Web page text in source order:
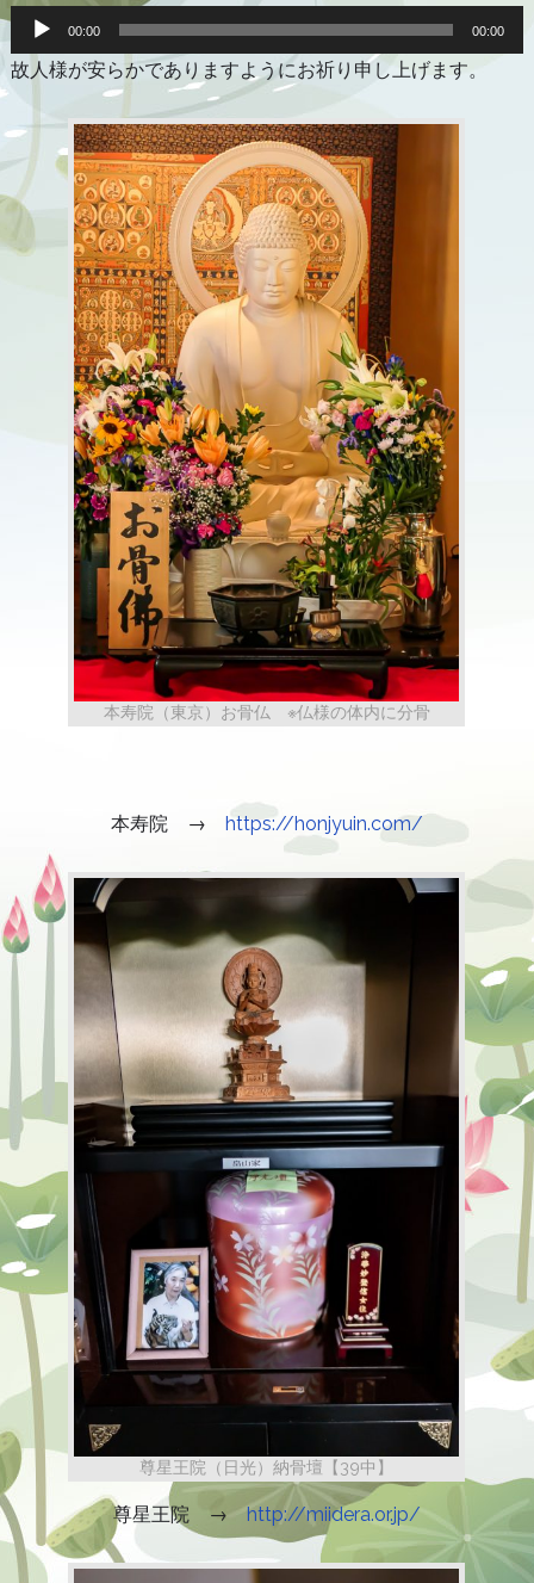
音
プ
レ
ー
00:00 00:00
故人様が安らかでありますようにお祈り申し上げます。
本寿院（東京）お骨仏 ※仏様の体内に分骨
本寿院 → https://honjyuin.com/
尊星王院（日光）納骨壇【39中】
尊星王院 → http://miidera.or.jp/